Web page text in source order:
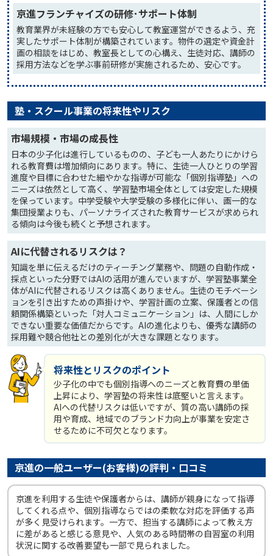
京進フランチャイズの研修･サポート体制
教育業界が未経験の方でも安心して教室運営ができるよう、充
実したサポート体制が構築されています。物件の選定や資金計
画の相談をはじめ、教室長としての心構え、生徒対応、講師の
採用方法などを学ぶ事前研修が実施されるため、安心です。
塾・スクール事業の将来性やリスク
市場規模・市場の成長性
日本の少子化は進行しているものの、子ども一人あたりにかけら
れる教育費は増加傾向にあります。特に、生徒一人ひとりの学習
進度や目標に合わせた細やかな指導が可能な「個別指導塾」への
ニーズは依然として高く、学習塾市場全体としては安定した規模
を保っています。中学受験や大学受験の多様化に伴い、画一的な
集団授業よりも、パーソナライズされた教育サービスが求められ
る傾向は今後も続くと予想されます。
AIに代替されるリスクは？
知識を単に伝えるだけのティーチング業務や、問題の自動作成・
採点といった分野ではAIの活用が進んでいますが、学習塾事業全
体がAIに代替されるリスクは高くありません。生徒のモチベーシ
ョンを引き出すための声掛けや、学習計画の立案、保護者との信
頼関係構築といった「対人コミュニケーション」は、人間にしか
できない重要な価値だからです。AIの進化よりも、優秀な講師の
採用難や競合他社との差別化が大きな課題となります。
将来性とリスクのポイント
少子化の中でも個別指導へのニーズと教育費の単価
上昇により、学習塾の将来性は底堅いと言えます。
AIへの代替リスクは低いですが、質の高い講師の採
用や育成、地域でのブランド力向上が事業を安定さ
せるために不可欠となります。
京進の一般ユーザー(お客様)の評判・口コミ
京進を利用する生徒や保護者からは、講師が親身になって指導
してくれる点や、個別指導ならではの柔軟な対応を評価する声
が多く見受けられます。一方で、担当する講師によって教え方
に差があると感じる意見や、人気のある時間帯の自習室の利用
状況に関する改善要望も一部で見られました。